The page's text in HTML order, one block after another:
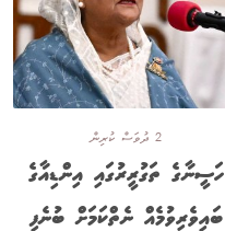
2 ދުވަސް ކުރިން
ހަސީނާގެ ތަގުރީރުގައި އިންޑިއާގެ
ބައިވެރިވުމެއް ނެތްކަމަށް ބުނެފި